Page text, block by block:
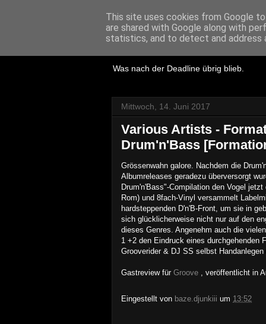
Lost Reviews
Was nach der Deadline übrig blieb.
Mittwoch, 14. Juni 2017
Various Artists -
Drum'n'Bass
Grössenwahn galore. Nachdem die
Albumreleases geradezu überversorgt
Drum'n'Bass"-Compilation den Vogel
Rom) und 8fach-Vinyl versammelt
hardsteppenden D'n'B-Front, um sie in
sich glücklicherweise nicht nur auf den
dieses Genres. Angenehm auch die
1 +2 den Eindruck eines durchgehenden
Grooverider & DJ SS selbst
Gastreview für Groove , veröffentlicht in
Eingestellt von baze.djunkiii um 13:52
This site uses cookies from Google
are shared with Google along with
statistics, and to detect and address